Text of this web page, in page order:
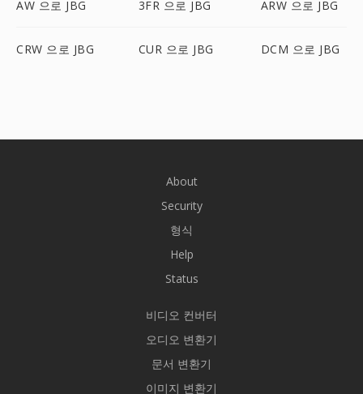
AW 으로 JBG 3FR 으로 JBG ARW 으로 JBG
CRW 으로 JBG CUR 으로 JBG DCM 으로 JBG
About
Security
형식
Help
Status
비디오 컨버터
오디오 변환기
문서 변환기
이미지 변환기